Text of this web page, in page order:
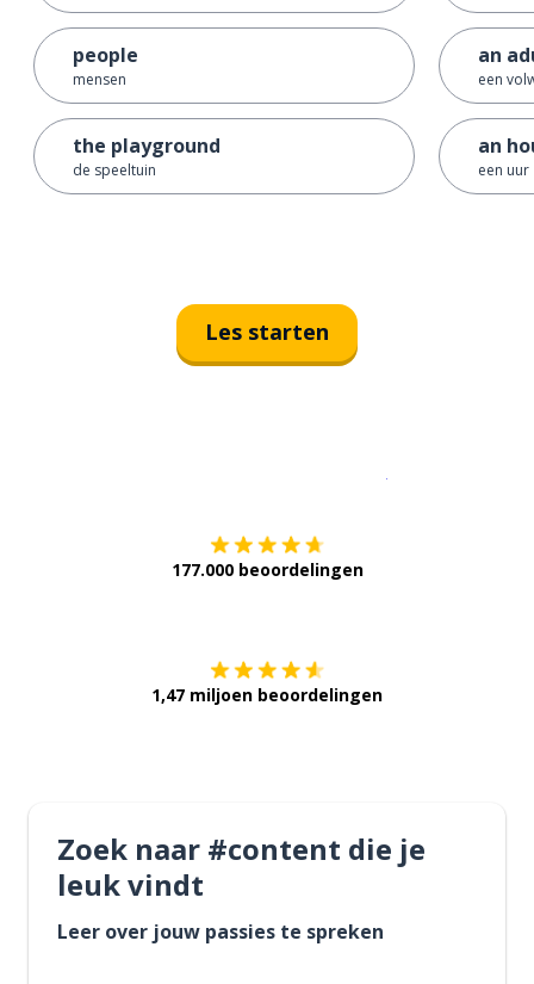
people
mensen
the playground
de speeltuin
an
een
an
een uur
Les starten
177.000 beoordelingen
1,47 miljoen beoordelingen
Zoek naar #content die je
leuk vindt
Leer over jouw passies te spreken